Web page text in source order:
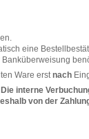
eine
Ware erst nach
interne
von der